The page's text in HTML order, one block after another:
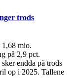
trods
1,68 mio.
på 2,9 pct.
endda på trods
op i 2025. Tallene